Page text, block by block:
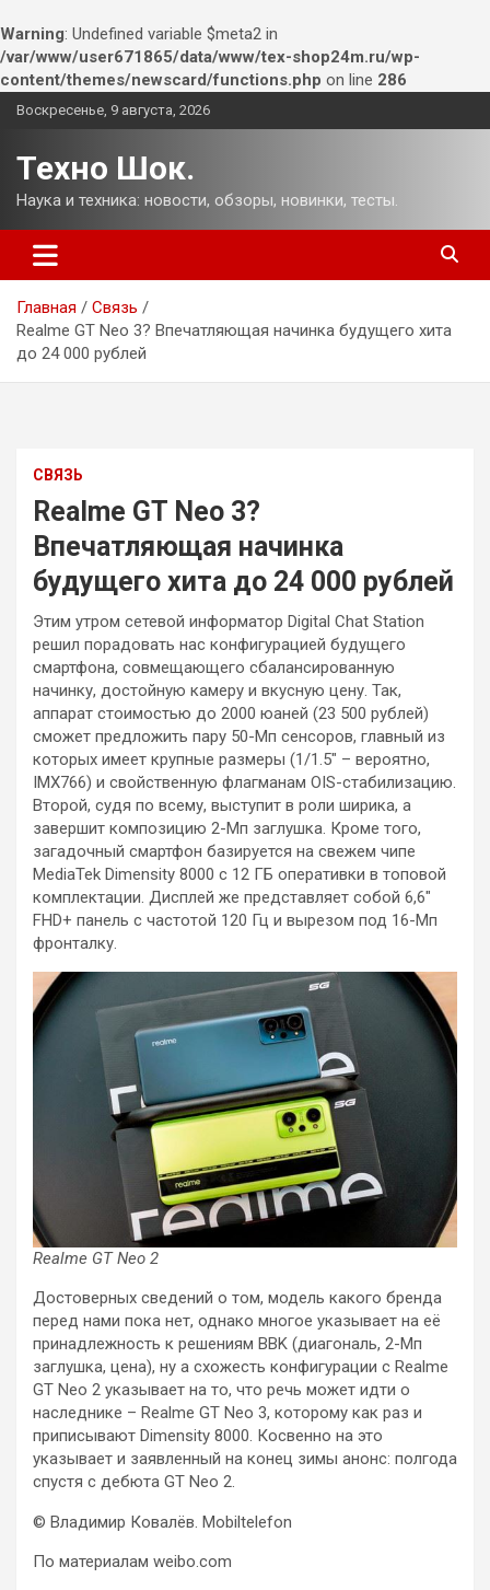
Warning: Undefined variable $meta2 in
/var/www/user671865/data/www/tex-shop24m.ru/wp-
content/themes/newscard/functions.php on line 286
Перейти
Воскресенье, 9 августа, 2026
Техно Шок.
Наука и техника: новости, обзоры, новинки, тесты.
Главная
Связь
Realme GT Neo 3? Впечатляющая начинка будущего хита
до 24 000 рублей
СВЯЗЬ
Realme GT Neo 3?
Впечатляющая начинка
будущего хита до 24 000 рублей
Этим утром сетевой информатор Digital Chat Station
решил порадовать нас конфигурацией будущего
смартфона, совмещающего сбалансированную
начинку, достойную камеру и вкусную цену. Так,
аппарат стоимостью до 2000 юаней (23 500 рублей)
сможет предложить пару 50-Мп сенсоров, главный из
которых имеет крупные размеры (1/1.5″ – вероятно,
IMX766) и свойственную флагманам OIS-стабилизацию.
Второй, судя по всему, выступит в роли ширика, а
завершит композицию 2-Мп заглушка. Кроме того,
загадочный смартфон базируется на свежем чипе
MediaTek Dimensity 8000 с 12 ГБ оперативки в топовой
комплектации. Дисплей же представляет собой 6,6″
FHD+ панель с частотой 120 Гц и вырезом под 16-Мп
фронталку.
Realme GT Neo 2
Достоверных сведений о том, модель какого бренда
перед нами пока нет, однако многое указывает на её
принадлежность к решениям BBK (диагональ, 2-Мп
заглушка, цена), ну а схожесть конфигурации с Realme
GT Neo 2 указывает на то, что речь может идти о
наследнике – Realme GT Neo 3, которому как раз и
приписывают Dimensity 8000. Косвенно на это
указывает и заявленный на конец зимы анонс: полгода
спустя с дебюта GT Neo 2.
© Владимир Ковалёв. Mobiltelefon
По материалам weibo.com